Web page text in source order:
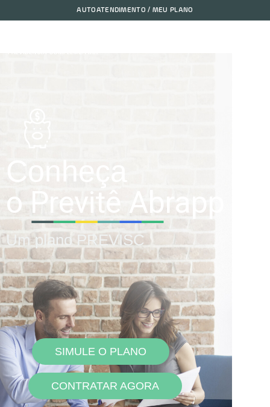
AUTOATENDIMENTO / MEU PLANO
Conheça
o Previtê Abrapp
Um plano PREVISC
SIMULE O PLANO
CONTRATAR AGORA